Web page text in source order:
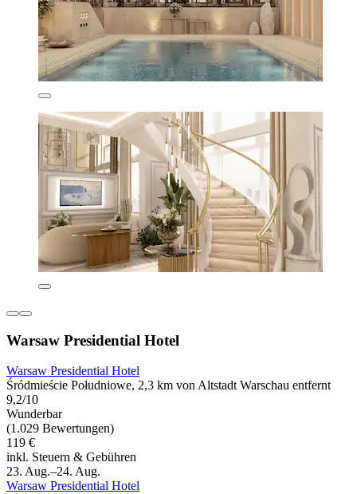
Warsaw Presidential Hotel
Warsaw Presidential Hotel
Śródmieście Południowe, 2,3 km von Altstadt Warschau entfernt
9,2/10
Wunderbar
(1.029 Bewertungen)
119 €
inkl. Steuern & Gebühren
23. Aug.–24. Aug.
Warsaw Presidential Hotel